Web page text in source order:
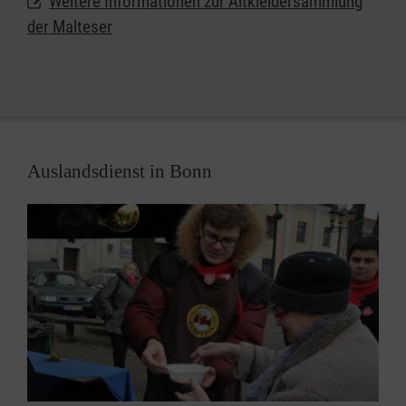
Übrigens: Mit den Erlösen aus dem Verkauf Ihrer
der Malteser
Auslandsdienst in Bonn